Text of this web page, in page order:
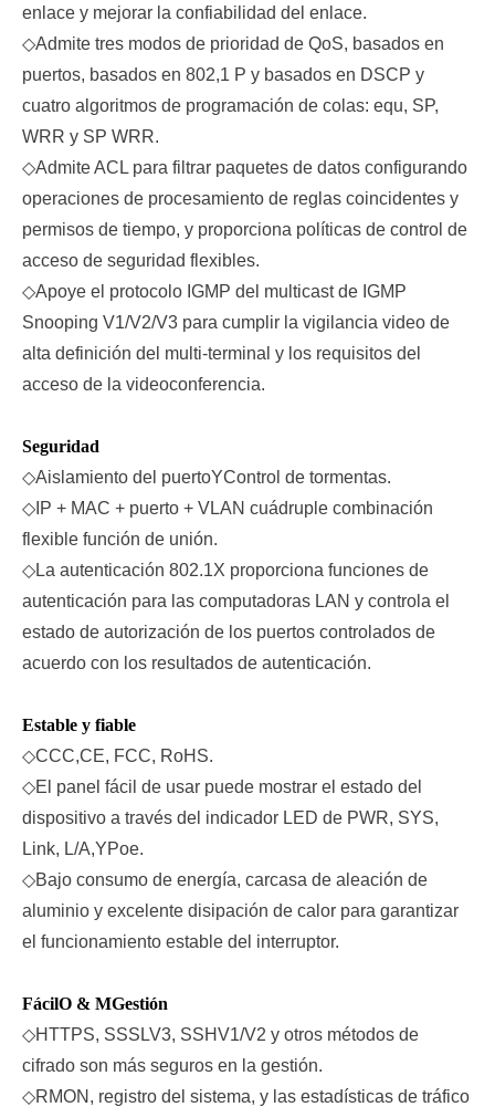
enlace y mejorar la confiabilidad del enlace.
◇Admite tres modos de prioridad de QoS, basados en
puertos, basados en 802,1 P y basados en DSCP y
cuatro algoritmos de programación de colas: equ, SP,
WRR y SP WRR.
◇Admite ACL para filtrar paquetes de datos configurando
operaciones de procesamiento de reglas coincidentes y
permisos de tiempo, y proporciona políticas de control de
acceso de seguridad flexibles.
◇Apoye el protocolo IGMP del multicast de IGMP
Snooping V1/V2/V3 para cumplir la vigilancia video de
alta definición del multi-terminal y los requisitos del
acceso de la videoconferencia.
Seguridad
◇Aislamiento del puertoYControl de tormentas.
◇ IP + MAC + puerto + VLAN cuádruple combinación
flexible función de unión.
◇La autenticación 802.1X proporciona funciones de
autenticación para las computadoras LAN y controla el
estado de autorización de los puertos controlados de
acuerdo con los resultados de autenticación.
Estable y fiable
◇CCC,CE, FCC, RoHS.
◇El panel fácil de usar puede mostrar el estado del
dispositivo a través del indicador LED de PWR, SYS,
Link, L/A,YPoe.
◇Bajo consumo de energía, carcasa de aleación de
aluminio y excelente disipación de calor para garantizar
el funcionamiento estable del interruptor.
FácilO & MGestión
◇HTTPS, SSSLV3, SSHV1/V2 y otros métodos de
cifrado son más seguros en la gestión.
◇RMON, registro del sistema, y las estadísticas de tráfico